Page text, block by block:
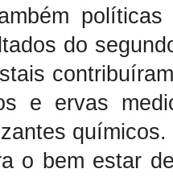
políticas
do
e ervas
o bem estar